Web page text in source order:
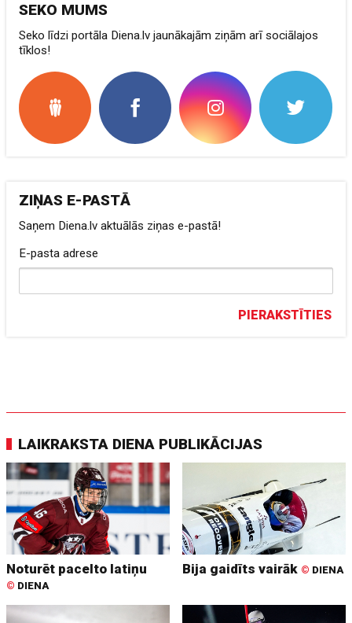
SEKO MUMS
Seko līdzi portāla Diena.lv jaunākajām ziņām arī sociālajos
tīklos!
ZIŅAS E-PASTĀ
Saņem Diena.lv aktuālās ziņas e-pastā!
E-pasta adrese
PIERAKSTĪTIES
LAIKRAKSTA DIENA PUBLIKĀCIJAS
Noturēt pacelto latiņu
© DIENA
Bija gaidīts vairāk © DIENA